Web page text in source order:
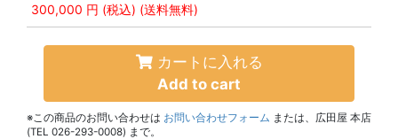
300,000 円 (税込) (送料無料)
カートに入れる
Add to cart
※この商品のお問い合わせは お問い合わせフォーム または、広田屋 本店
(TEL 026-293-0008) まで。